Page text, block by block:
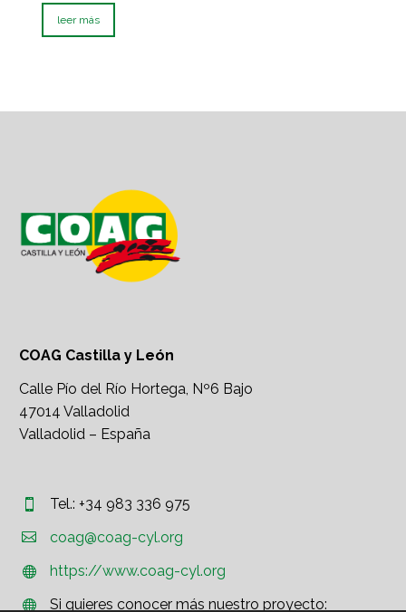
leer más
COAG Castilla y León
Calle Pío del Río Hortega, Nº6 Bajo
47014 Valladolid
Valladolid – España

 Tel.: +34 983 336 975

 coag@coag-cyl.org

 https://www.coag-cyl.org

 Si quieres conocer más nuestro proyecto: